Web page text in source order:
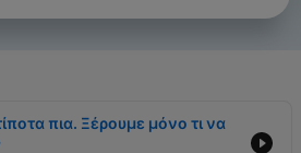
πια. Ξέρουμε μόνο τι να